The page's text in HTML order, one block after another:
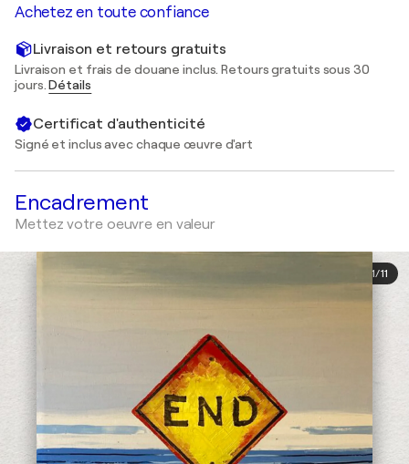
Achetez en toute confiance
Livraison et retours gratuits
Livraison et frais de douane inclus. Retours gratuits sous 30
jours.Détails
Certificat d'authenticité
Signé et inclus avec chaque œuvre d'art
Encadrement
Mettez votre oeuvre en valeur
1/11